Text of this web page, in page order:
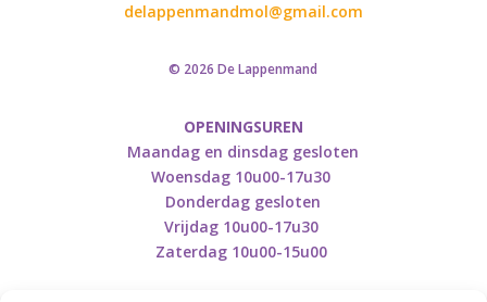
delappenmandmol@gmail.com
© 2026 De Lappenmand
OPENINGSUREN
Maandag en dinsdag gesloten
Woensdag 10u00-17u30
Donderdag gesloten
Vrijdag 10u00-17u30
Zaterdag 10u00-15u00